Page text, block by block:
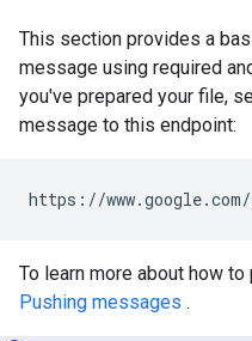
This section provides a
message using required
you've prepared your file,
message to this endpoint:
https : //www.google.com/
To learn more about how
Pushing messages .